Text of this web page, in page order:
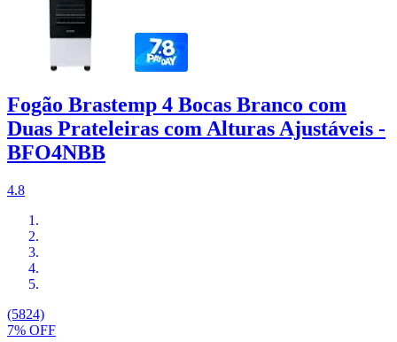
Fogão Brastemp 4 Bocas Branco com
Duas Prateleiras com Alturas Ajustáveis -
BFO4NBB
4.8
(5824)
7% OFF